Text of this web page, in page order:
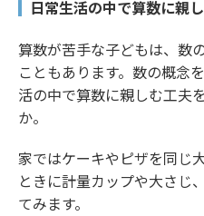
日常生活の中で算数に親
算数が苦手な子どもは、数
こともあります。数の概念
活の中で算数に親しむ工夫
か。
家ではケーキやピザを同じ
ときに計量カップや大さじ
てみます。